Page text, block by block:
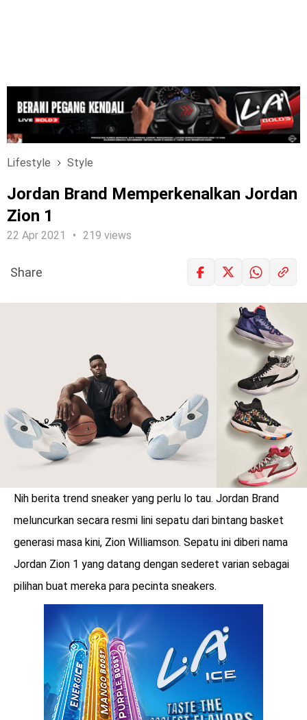
Lifestyle Style
Jordan Brand Memperkenalkan Jordan
Zion 1
22 Apr 2021 219 views
benefit
menarik
Share
Nih berita trend sneaker yang perlu lo tau. Jordan Brand
meluncurkan secara resmi lini sepatu dari bintang basket
generasi masa kini, Zion Williamson. Sepatu ini diberi nama
Jordan Zion 1 yang datang dengan sederet varian sebagai
pilihan buat mereka para pecinta sneakers.